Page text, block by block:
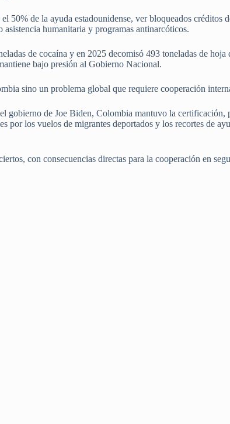
50% de la ayuda estadounidense, ver bloqueados créditos
humanitaria y programas antinarcóticos.
de cocaína y en 2025 decomisó 493 toneladas de hoja
bajo presión al Gobierno Nacional.
sino un problema global que requiere cooperación
gobierno de Joe Biden, Colombia mantuvo la certificación,
por los vuelos de migrantes deportados y los recortes de
con consecuencias directas para la cooperación en